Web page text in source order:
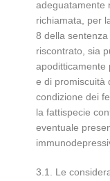
adeguatamente
richiamata, per
8 della
riscontrato, sia
apoditticamente
e di promiscuità
condizione dei
la fattispecie
eventuale
3.1. Le